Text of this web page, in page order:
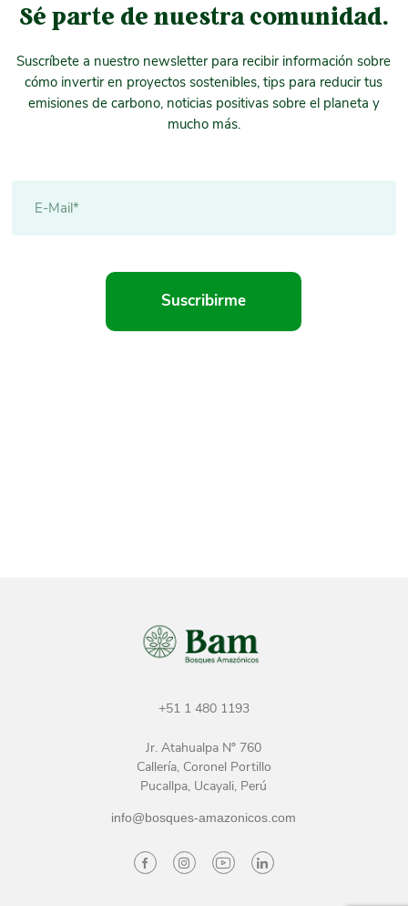
Sé parte de nuestra comunidad.
Suscríbete a nuestro newsletter para recibir información sobre
cómo invertir en proyectos sostenibles, tips para reducir tus
emisiones de carbono, noticias positivas sobre el planeta y
mucho más.
Suscribirme
+51 1 480 1193
Jr. Atahualpa Nº 760
Callería, Coronel Portillo
Pucallpa, Ucayali, Perú
info@bosques-amazonicos.com